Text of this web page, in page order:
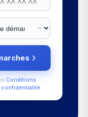
Conditions
confidentialité.